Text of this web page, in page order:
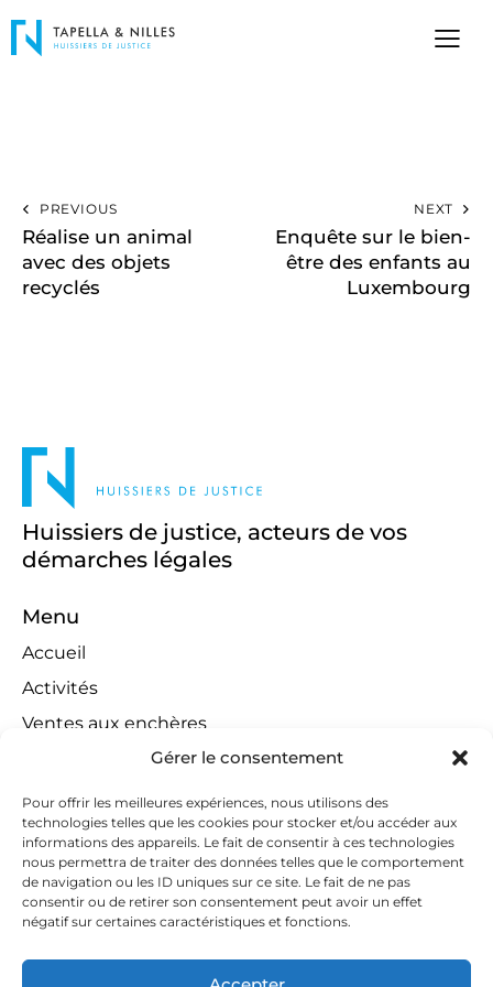
Gérer le consentement
Pour offrir les meilleures expériences, nous utilisons des
technologies telles que les cookies pour stocker et/ou accéder aux
informations des appareils. Le fait de consentir à ces technologies
nous permettra de traiter des données telles que le comportement
de navigation ou les ID uniques sur ce site. Le fait de ne pas
consentir ou de retirer son consentement peut avoir un effet
négatif sur certaines caractéristiques et fonctions.
PREVIOUS
Réalise un animal
avec des objets
recyclés
NEXT
Enquête sur le bien-
être des enfants au
Luxembourg
Huissiers de justice, acteurs de vos
démarches légales
Menu
Accueil
Activités
Ventes aux enchères
Compétences territoriales
Jeux concours
Liens
Contact
Contactez-nous
huissiers@tapella-nilles.lu